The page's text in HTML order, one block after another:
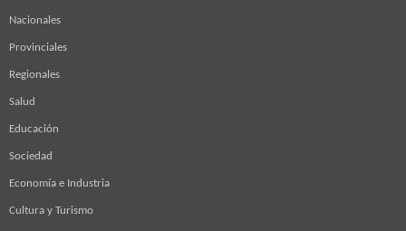
Nacionales
Provinciales
Regionales
Salud
Educación
Sociedad
Economía e Industria
Cultura y Turismo